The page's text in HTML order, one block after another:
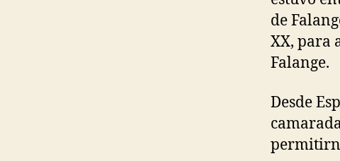
de
XX, para
Falange.
Desde